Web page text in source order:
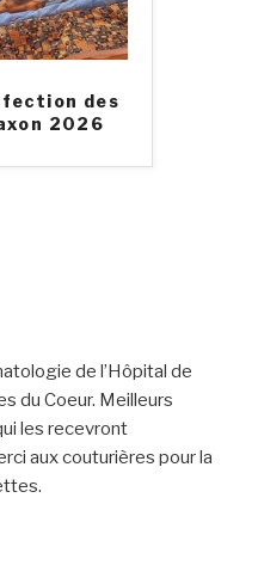
des
2026
de l’Hôpital de
du Coeur. Meilleurs
les recevront
aux couturières pour la